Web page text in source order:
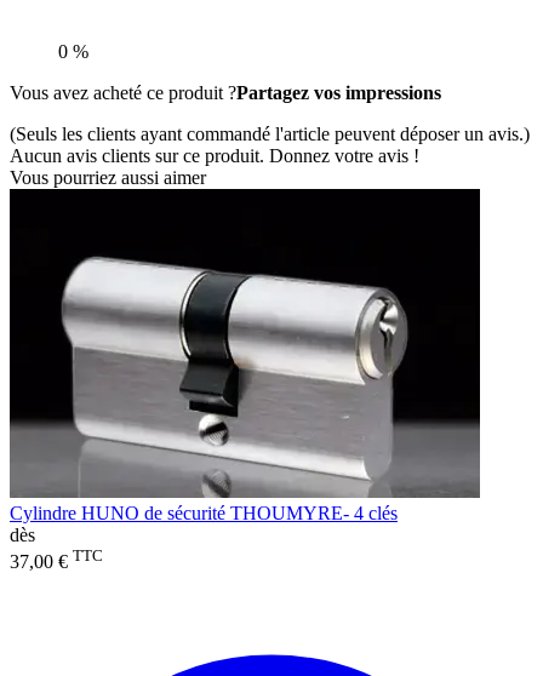
0 %
Vous avez acheté ce produit ?Partagez vos impressions
(Seuls les clients ayant commandé l'article peuvent déposer un avis.)
Aucun avis clients sur ce produit. Donnez votre avis !
Vous pourriez aussi aimer
Cylindre HUNO de sécurité THOUMYRE- 4 clés
dès
37,00 € TTC